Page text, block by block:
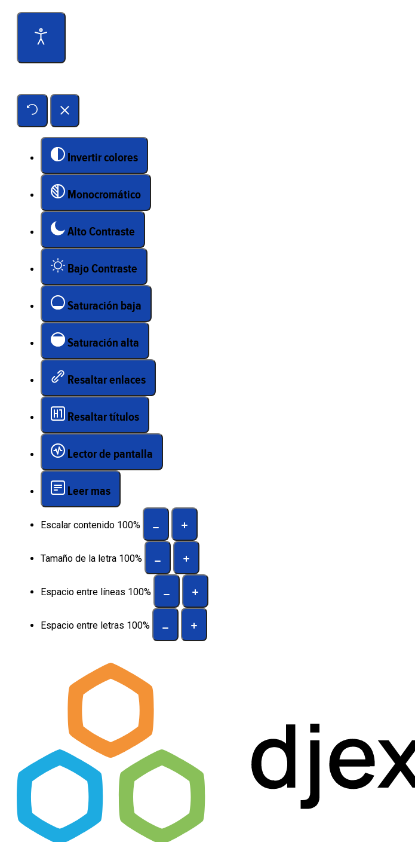
Invertir colores
Monocromático
Alto Contraste
Bajo Contraste
Saturación baja
Saturación alta
Resaltar enlaces
Resaltar títulos
Lector de pantalla
Leer mas
Escalar contenido 100%
Tamaño de la letra 100%
Espacio entre líneas 100%
Espacio entre letras 100%